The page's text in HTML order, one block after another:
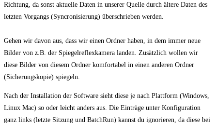
Richtung, da sonst aktuelle Daten in unserer Quelle durch ältere Daten des
letzten Vorgangs (Syncronisierung) überschrieben werden.
Gehen wir davon aus, dass wir einen Ordner haben, in dem immer neue
Bilder von z.B. der Spiegelreflexkamera landen. Zusätzlich wollen wir
diese Bilder von diesem Ordner komfortabel in einen anderen Ordner
(Sicherungskopie) spiegeln.
Nach der Installation der Software sieht diese je nach Plattform (Windows,
Linux Mac) so oder leicht anders aus. Die Einträge unter Konfiguration
ganz links (letzte Sitzung und BatchRun) kannst du ignorieren, da diese bei